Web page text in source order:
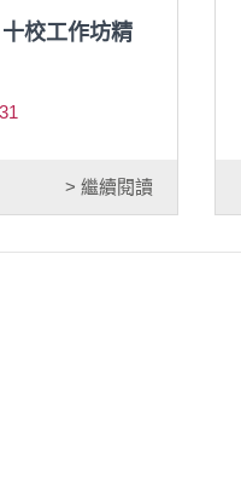
十校工作坊精
> 繼續閱讀